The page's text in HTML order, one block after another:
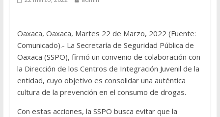
Oaxaca, Oaxaca, Martes 22 de Marzo, 2022 (Fuente:
Comunicado).- La Secretaría de Seguridad Pública de
Oaxaca (SSPO), firmó un convenio de colaboración con
la Dirección de los Centros de Integración Juvenil de la
entidad, cuyo objetivo es consolidar una auténtica
cultura de la prevención en el consumo de drogas.
Con estas acciones, la SSPO busca evitar que la